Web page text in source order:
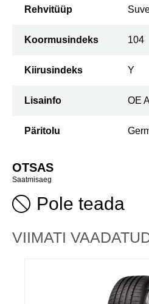
Rehvitüüp
Koormusindeks 104
Kiirusindeks Y
Lisainfo OE
Päritolu
OTSAS
Saatmisaeg
Pole teada
VIIMATI